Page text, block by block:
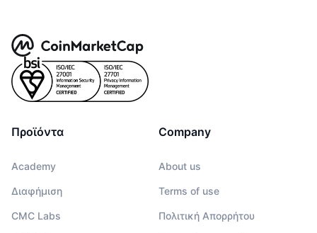
Προϊόντα
Academy
Διαφήμιση
CMC Labs
Company
About us
Terms of use
Πολιτική Απορρήτου